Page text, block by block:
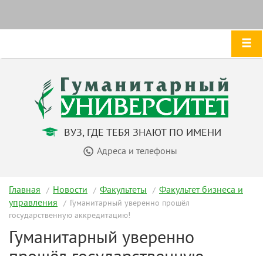
ВУЗ, ГДЕ ТЕБЯ ЗНАЮТ ПО ИМЕНИ
Адреса и телефоны
Главная Новости Факультеты
Факультет бизнеса и
управления
Гуманитарный уверенно прошёл
государственную аккредитацию!
Гуманитарный уверенно